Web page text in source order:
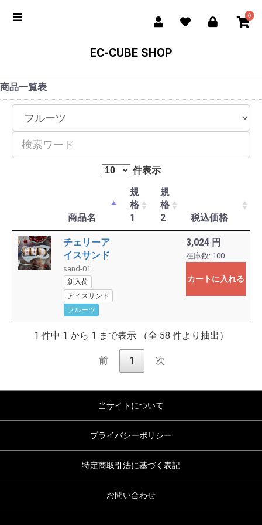
0
EC-CUBE SHOP
商品一覧表
カ
ゴ
ー
検
件表示
商品名
規
格
1
規
格
2
税込価格
チェリーア
イスサンド
sand-01
新入荷
アイスサンド
フルーツ
3,024 円
在庫数: 100
カートに入れる
1 件中 1 から 1 まで表示 （全 58 件より抽出）
前 1 次
お買い物を続ける
当サイトについて
プライバシーポリシー
特定商取引法に基づく表記
お問い合わせ